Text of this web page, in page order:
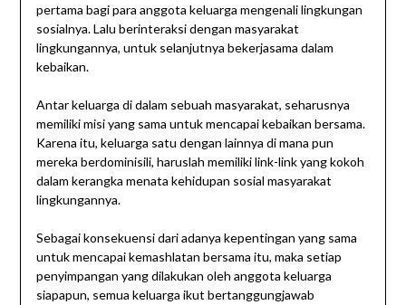
pertama bagi para anggota keluarga mengenali lingkungan
sosialnya. Lalu berinteraksi dengan masyarakat
lingkungannya, untuk selanjutnya bekerjasama dalam
kebaikan.
Antar keluarga di dalam sebuah masyarakat, seharusnya
memiliki misi yang sama untuk mencapai kebaikan bersama.
Karena itu, keluarga satu dengan lainnya di mana pun
mereka berdominisili, haruslah memiliki link-link yang kokoh
dalam kerangka menata kehidupan sosial masyarakat
lingkungannya.
Sebagai konsekuensi dari adanya kepentingan yang sama
untuk mencapai kemashlatan bersama itu, maka setiap
penyimpangan yang dilakukan oleh anggota keluarga
siapapun, semua keluarga ikut bertanggungjawab